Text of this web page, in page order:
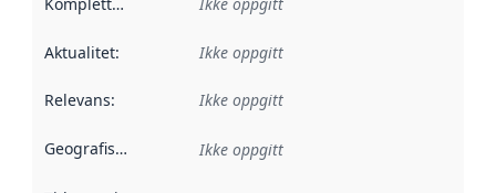
Aktualitet: Ikke oppgitt
Relevans: Ikke oppgitt
Geografisk avgrensning :
Ikke oppgitt